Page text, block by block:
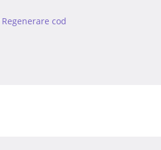
Regenerare cod